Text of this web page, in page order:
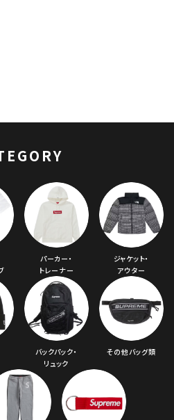
パーカー・
トレーナー
ジャケット・
アウター
バックパック・
リュック
その他バッグ類